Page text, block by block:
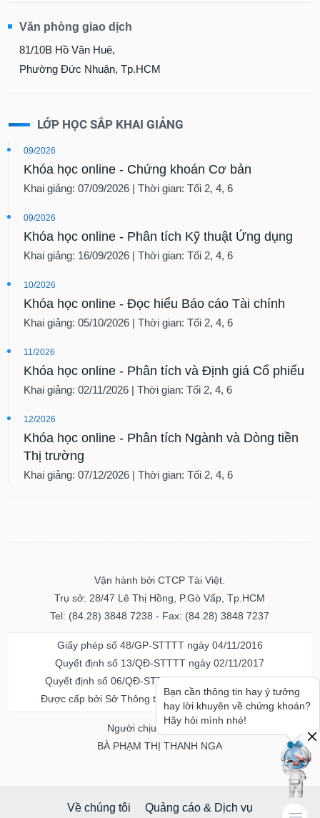
Văn phòng giao dịch
81/10B Hồ Văn Huê,
Phường Đức Nhuận, Tp.HCM
LỚP HỌC SẮP KHAI GIẢNG
09/2026
Khóa học online - Chứng khoán Cơ bản
Khai giảng: 07/09/2026 | Thời gian: Tối 2, 4, 6
09/2026
Khóa học online - Phân tích Kỹ thuật Ứng dụng
Khai giảng: 16/09/2026 | Thời gian: Tối 2, 4, 6
10/2026
Khóa học online - Đọc hiểu Báo cáo Tài chính
Khai giảng: 05/10/2026 | Thời gian: Tối 2, 4, 6
11/2026
Khóa học online - Phân tích và Định giá Cổ phiếu
Khai giảng: 02/11/2026 | Thời gian: Tối 2, 4, 6
12/2026
Khóa học online - Phân tích Ngành và Dòng tiền
Thị trường
Khai giảng: 07/12/2026 | Thời gian: Tối 2, 4, 6
Vận hành bởi CTCP Tài Việt.
Trụ sở: 28/47 Lê Thị Hồng, P.Gò Vấp, Tp.HCM
Tel: (84.28) 3848 7238 - Fax: (84.28) 3848 7237
Giấy phép số 48/GP-STTTT ngày 04/11/2016
Quyết định số 13/QĐ-STTTT ngày 02/11/2017
Quyết định số 06/QĐ-STTTT-ICP ngày 20/07/2023
Được cấp bởi Sở Thông tin và Truyền thông TPHCM
Người chịu trách nhiệm
BÀ PHẠM THỊ THANH NGA
Về chúng tôi Quảng cáo & Dịch vụ
Bạn cần thông tin hay ý tưởng
hay lời khuyên về chứng khoán?
Hãy hỏi mình nhé!